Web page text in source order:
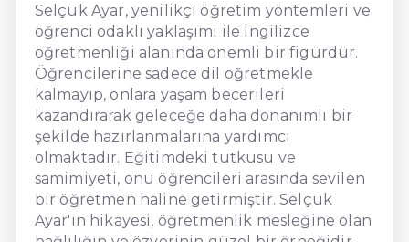
Selçuk Ayar, yenilikçi öğretim yöntemleri ve
öğrenci odaklı yaklaşımı ile İngilizce
öğretmenliği alanında önemli bir figürdür.
Öğrencilerine sadece dil öğretmekle
kalmayıp, onlara yaşam becerileri
kazandırarak geleceğe daha donanımlı bir
şekilde hazırlanmalarına yardımcı
olmaktadır. Eğitimdeki tutkusu ve
samimiyeti, onu öğrencileri arasında sevilen
bir öğretmen haline getirmiştir. Selçuk
Ayar'ın hikayesi, öğretmenlik mesleğine olan